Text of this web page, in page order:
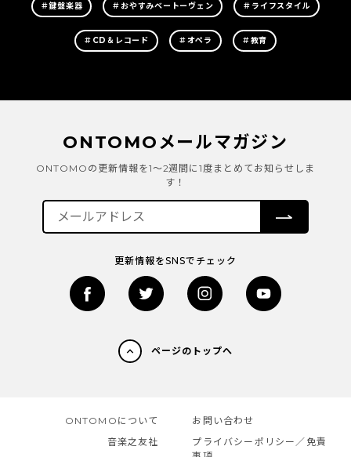
＃鍵盤楽器 ＃おやすみベートーヴェン ＃ライフスタイル
＃CD＆レコード ＃オペラ ＃教育
ONTOMOメールマガジン
ONTOMOの更新情報を1～2週間に1度まとめてお知らせしま
す！
更新情報をSNSでチェック
ページのトップへ
ONTOMOについて
音楽之友社
お問い合わせ
プライバシーポリシー／免責